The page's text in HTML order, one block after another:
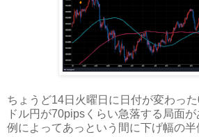
ちょうど14日火曜日に日付が変わった
ドル円が70pipsくらい急落する局面が
例によってあっという間に下げ幅の半